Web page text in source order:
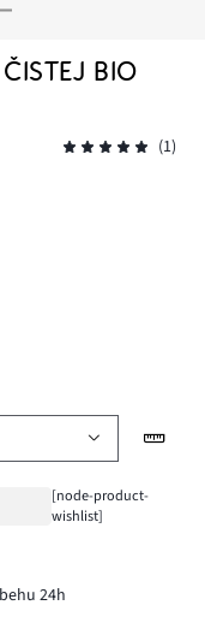
BIO
(1)
[node-product-
wishlist]
24h